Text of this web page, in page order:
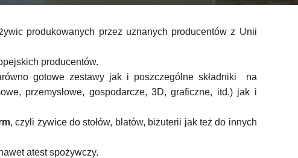
produkowanych przez uznanych producentów z Unii
producentów.
gotowe zestawy jak i poszczególne składniki na
przemysłowe, gospodarcze, 3D, graficzne, itd.) jak i
, czyli żywicedo stołów, blatów, biżuterii jak też do innych
atest spożywczy.